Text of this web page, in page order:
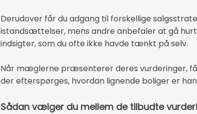
Derudover får du adgang til forskellige
istandsættelser, mens andre anbefaler at gå
indsigter, som du ofte ikke havde tænkt på selv.
Når mæglerne præsenterer deres vurderinger,
der efterspørges, hvordan lignende boliger er
Sådan vælger du mellem de tilbudte